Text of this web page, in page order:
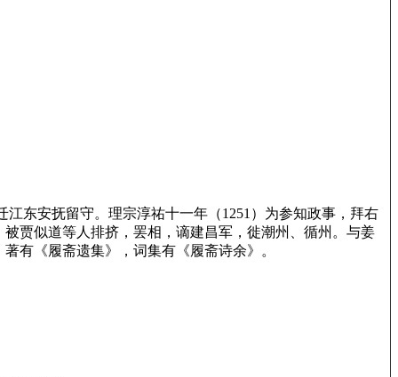
东安抚留守。理宗淳祐十一年（1251）为参知政事，拜右
贾似道等人排挤，罢相，谪建昌军，徙潮州、循州。与姜
有《履斋遗集》，词集有《履斋诗余》。